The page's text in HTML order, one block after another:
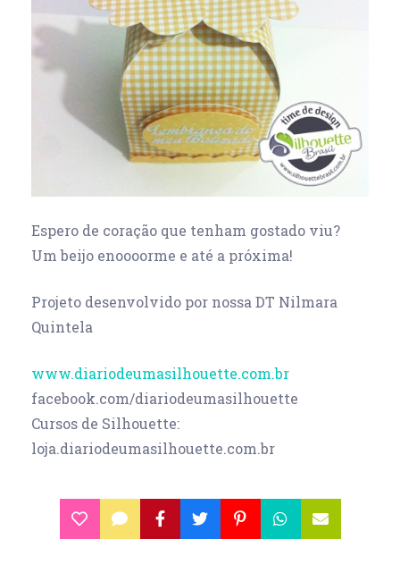
Espero de coração que tenham gostado viu?
Um beijo enoooorme e até a próxima!
Projeto desenvolvido por nossa DT Nilmara
Quintela
www.diariodeumasilhouette.com.br
facebook.com/diariodeumasilhouette
Cursos de Silhouette:
loja.diariodeumasilhouette.com.br